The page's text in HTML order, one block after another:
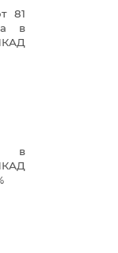
81
в
в